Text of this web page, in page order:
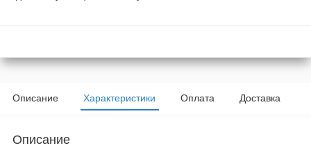
Описание Характеристики Оплата Доставка
Описание